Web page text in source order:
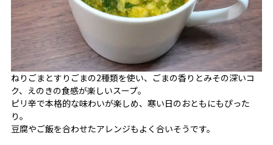
ねりごまとすりごまの2種類を使い、ごまの香りとみその深いコ
ク、えのきの食感が楽しいスープ。
ピリ辛で本格的な味わいが楽しめ、寒い日のおともにもぴった
り。
豆腐やご飯を合わせたアレンジもよく合いそうです。